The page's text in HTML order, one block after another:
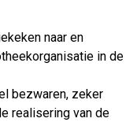
naar en
in de
bezwaren, zeker
realisering van de